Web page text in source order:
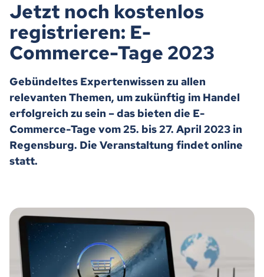
Jetzt noch kostenlos
registrieren: E-
Commerce-Tage 2023
Gebündeltes Expertenwissen zu allen
relevanten Themen, um zukünftig im Handel
erfolgreich zu sein – das bieten die E-
Commerce-Tage vom 25. bis 27. April 2023 in
Regensburg. Die Veranstaltung findet online
statt.